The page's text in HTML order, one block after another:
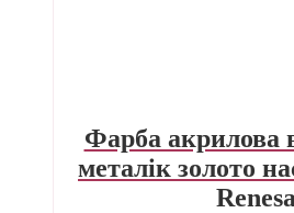
Фарба акрилова
металік золото